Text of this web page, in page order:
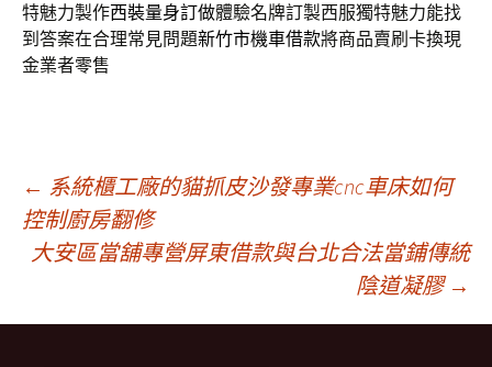
特魅力製作西裝量身訂做體驗名牌訂製西服獨特魅力能找
到答案在合理常見問題新竹市機車借款將商品賣刷卡換現
金業者零售
文
章
導
← 系統櫃工廠的貓抓皮沙發專業cnc車床如何
控制廚房翻修
大安區當舖專營屏東借款與台北合法當鋪傳統
陰道凝膠 →